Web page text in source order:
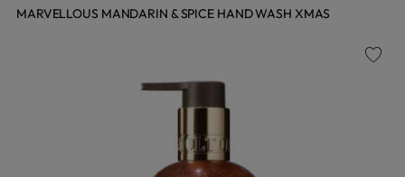
MARVELLOUS MANDARIN & SPICE HAND WASH XMAS